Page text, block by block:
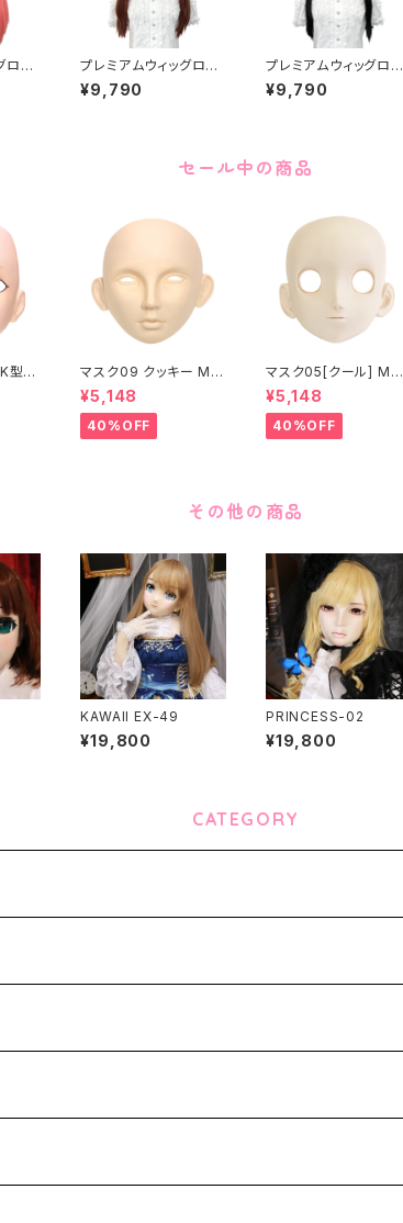
ロン
プレミアムウィッグロン
グ [ブラウン] Premiu
m Wig Long Brown
¥9,790
プレミアムウィッグロン
グ [ブラック] Premium
Wig Long Black
¥9,790
セール中の商品
型］
マスク09 クッキー MA
SK09 “COOKIE”
¥5,148
40%OFF
マスク05[クール] MAS
K05[COOL]
¥5,148
40%OFF
その他の商品
KAWAII EX-49
¥19,800
PRINCESS-02
¥19,800
CATEGORY